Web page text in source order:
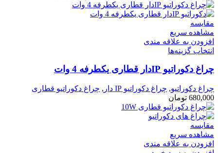
مقایسه
مشاهده سریع
افزودن به علاقه مندی
انتخاب گزینه‌ها
چراغ دکوراتیو IPدار قطاری یکطرفه 4 وات
چراغ دکوراتیو, چراغ دکوراتیو IP دار , چراغ دکوراتیو قطاری
680,000 تومان
مقایسه
مشاهده سریع
افزودن به علاقه مندی